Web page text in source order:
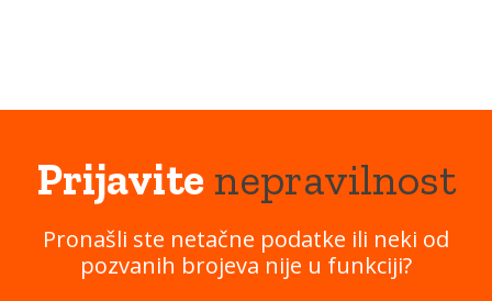
Prijavitenepravilnost
Pronašli ste netačne podatke ili neki od
pozvanih brojeva nije u funkciji?